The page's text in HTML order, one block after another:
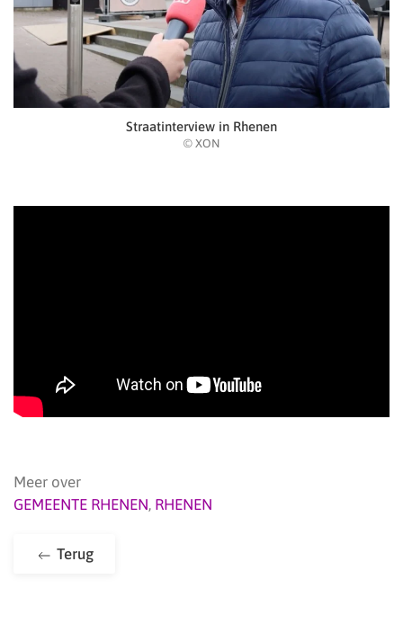
Straatinterview in Rhenen
© XON
Meer over
GEMEENTE RHENEN, RHENEN
Terug